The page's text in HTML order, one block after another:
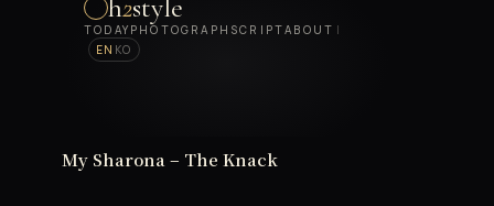
My Sharona – The Knack